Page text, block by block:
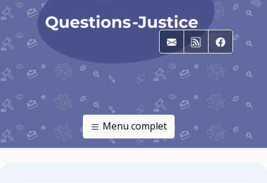
E-mailRSS
Menu complet